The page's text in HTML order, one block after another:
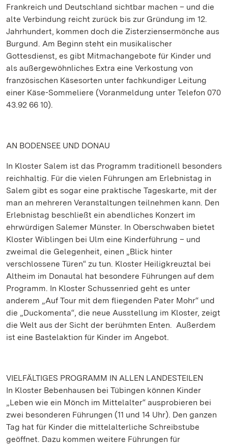
Frankreich und Deutschland sichtbar machen – und die
alte Verbindung reicht zurück bis zur Gründung im 12.
Jahrhundert, kommen doch die Zisterziensermönche aus
Burgund. Am Beginn steht ein musikalischer
Gottesdienst, es gibt Mitmachangebote für Kinder und
als außergewöhnliches Extra eine Verkostung von
französischen Käsesorten unter fachkundiger Leitung
einer Käse-Sommeliere (Voranmeldung unter Telefon 070
43.92 66 10).
AN BODENSEE UND DONAU
In Kloster Salem ist das Programm traditionell besonders
reichhaltig. Für die vielen Führungen am Erlebnistag in
Salem gibt es sogar eine praktische Tageskarte, mit der
man an mehreren Veranstaltungen teilnehmen kann. Den
Erlebnistag beschließt ein abendliches Konzert im
ehrwürdigen Salemer Münster. In Oberschwaben bietet
Kloster Wiblingen bei Ulm eine Kinderführung – und
zweimal die Gelegenheit, einen „Blick hinter
verschlossene Türen“ zu tun. Kloster Heiligkreuztal bei
Altheim im Donautal hat besondere Führungen auf dem
Programm. In Kloster Schussenried geht es unter
anderem „Auf Tour mit dem fliegenden Pater Mohr“ und
die „Duckomenta“, die neue Ausstellung im Kloster, zeigt
die Welt aus der Sicht der berühmten Enten. Außerdem
ist eine Bastelaktion für Kinder im Angebot.
VIELFÄLTIGES PROGRAMM IN ALLEN LANDESTEILEN
In Kloster Bebenhausen bei Tübingen können Kinder
„Leben wie ein Mönch im Mittelalter“ ausprobieren bei
zwei besonderen Führungen (11 und 14 Uhr). Den ganzen
Tag hat für Kinder die mittelalterliche Schreibstube
geöffnet. Dazu kommen weitere Führungen für